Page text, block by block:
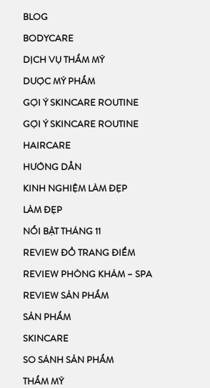
BLOG
BODYCARE
DỊCH VỤ THẨM MỸ
DƯỢC MỸ PHẨM
GỢI Ý SKINCARE ROUTINE
GỢI Ý SKINCARE ROUTINE
HAIRCARE
HƯỚNG DẪN
KINH NGHIỆM LÀM ĐẸP
LÀM ĐẸP
NỔI BẬT THÁNG 11
REVIEW ĐỒ TRANG ĐIỂM
REVIEW PHÒNG KHÁM – SPA
REVIEW SẢN PHẨM
SẢN PHẨM
SKINCARE
SO SÁNH SẢN PHẨM
THẨM MỸ